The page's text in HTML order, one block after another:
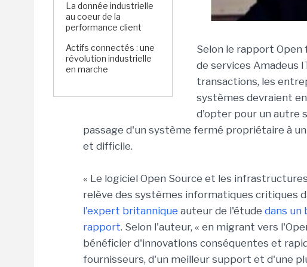
La donnée industrielle
au coeur de la
performance client
Actifs connectés : une
révolution industrielle
en marche
Selon le rapport
de services Amadeus
transactions, les
systèmes devraient
d'opter pour un autre
passage d'un système fermé propriétaire à
et difficile.
« Le logiciel Open Source et les
relève des systèmes informatiques critiques
l'expert britannique auteur de l'étude dans un
rapport. Selon l'auteur, « en migrant vers
bénéficier d'innovations conséquentes et
fournisseurs, d'un meilleur support et d'une